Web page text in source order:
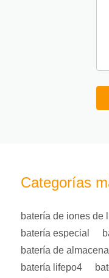
Categorías
batería de iones de
batería especial
batería de
batería lifepo4